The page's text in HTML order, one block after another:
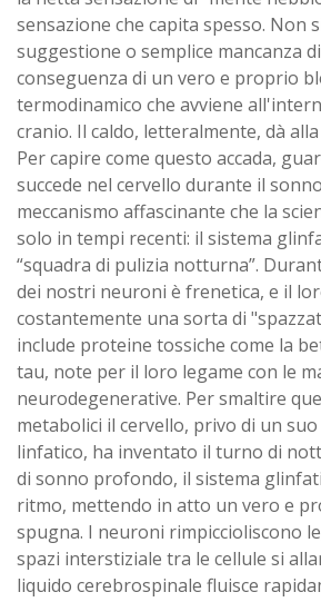
sensazione che capita spesso. Non
suggestione o semplice mancanza
conseguenza di un vero e proprio
termodinamico che avviene
cranio. Il caldo, letteralmente, dà
Per capire come questo accada,
succede nel cervello durante il
meccanismo affascinante che la
solo in tempi recenti: il sistema
“squadra di pulizia notturna”.
dei nostri neuroni è frenetica, e il
costantemente una sorta di
include proteine tossiche come la
tau, note per il loro legame con le
neurodegenerative. Per smaltire
metabolici il cervello, privo di un
linfatico, ha inventato il turno di
di sonno profondo, il sistema
ritmo, mettendo in atto un vero e
spugna. I neuroni rimpiccioliscono
spazi interstiziale tra le cellule si
liquido cerebrospinale fluisce